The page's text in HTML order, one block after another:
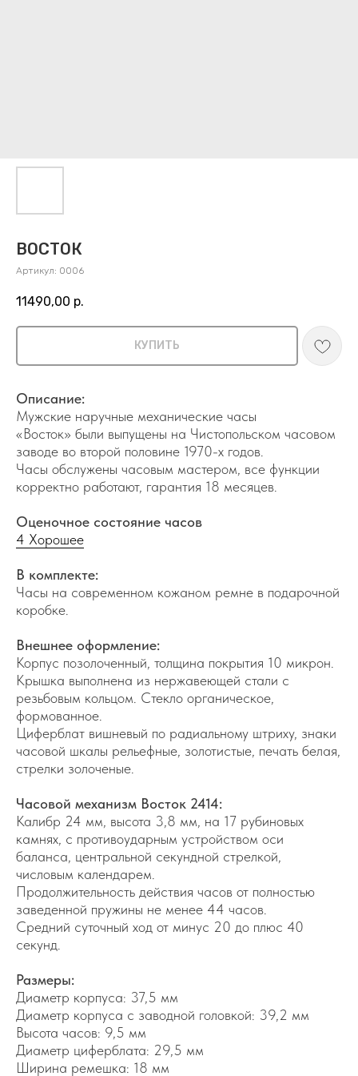
ВОСТОК
Артикул: 0006
11490,00 р.
КУПИТЬ
Описание:
Мужские наручные механические часы
«Восток» были выпущены на Чистопольском часовом
заводе во второй половине 1970-х годов.
Часы обслужены часовым мастером, все функции
корректно работают, гарантия 18 месяцев.
Оценочное состояние часов
4 Хорошее
В комплекте:
Часы на современном кожаном ремне в подарочной
коробке.
Внешнее оформление:
Корпус позолоченный, толщина покрытия 10 микрон.
Крышка выполнена из нержавеющей стали с
резьбовым кольцом. Стекло органическое,
формованное.
Циферблат вишневый по радиальному штриху, знаки
часовой шкалы рельефные, золотистые, печать белая,
стрелки золоченые.
Часовой механизм Восток 2414:
Калибр 24 мм, высота 3,8 мм, на 17 рубиновых
камнях, с противоударным устройством оси
баланса, центральной секундной стрелкой,
числовым календарем.
Продолжительность действия часов от полностью
заведенной пружины не менее 44 часов.
Средний суточный ход от минус 20 до плюс 40
секунд.
Размеры:
Диаметр корпуса: 37,5 мм
Диаметр корпуса с заводной головкой: 39,2 мм
Высота часов: 9,5 мм
Диаметр циферблата: 29,5 мм
Ширина ремешка: 18 мм